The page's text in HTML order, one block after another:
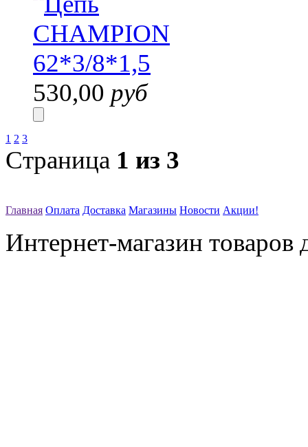
530,00 руб
1 2 3
Страница 1 из 3
Главная Оплата Доставка Магазины Новости Акции!
Интернет-магазин